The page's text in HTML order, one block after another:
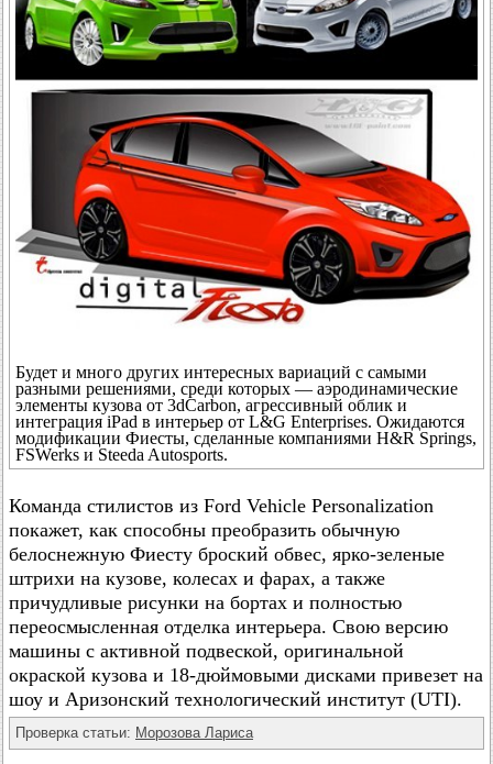
Будет и много других интересных вариаций с самыми
разными решениями, среди которых — аэродинамические
элементы кузова от 3dCarbon, агрессивный облик и
интеграция iPad в интерьер от L&G Enterprises. Ожидаются
модификации Фиесты, сделанные компаниями H&R Springs,
FSWerks и Steeda Autosports.
Команда стилистов из Ford Vehicle Personalization
покажет, как способны преобразить обычную
белоснежную Фиесту броский обвес, ярко-зеленые
штрихи на кузове, колесах и фарах, а также
причудливые рисунки на бортах и полностью
переосмысленная отделка интерьера. Свою версию
машины с активной подвеской, оригинальной
окраской кузова и 18-дюймовыми дисками привезет на
шоу и Аризонский технологический институт (UTI).
Проверка статьи: Морозова Лариса